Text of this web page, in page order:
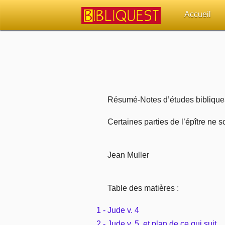
Accueil
Librairies,
Résumé-Notes d’études
Certaines parties de l’épître ne
Jean Muller
Table des matières :
1 - Jude v. 4